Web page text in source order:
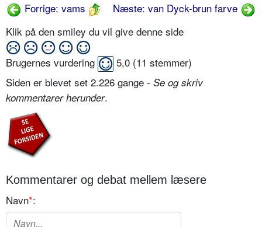
Forrige: vams
Næste: van Dyck-brun farve
Klik på den smiley du vil give denne side
Brugernes vurdering 5,0 (11 stemmer)
Siden er blevet set 2.226 gange - Se og skriv
kommentarer herunder.
Kommentarer og debat mellem læsere
Navn*: